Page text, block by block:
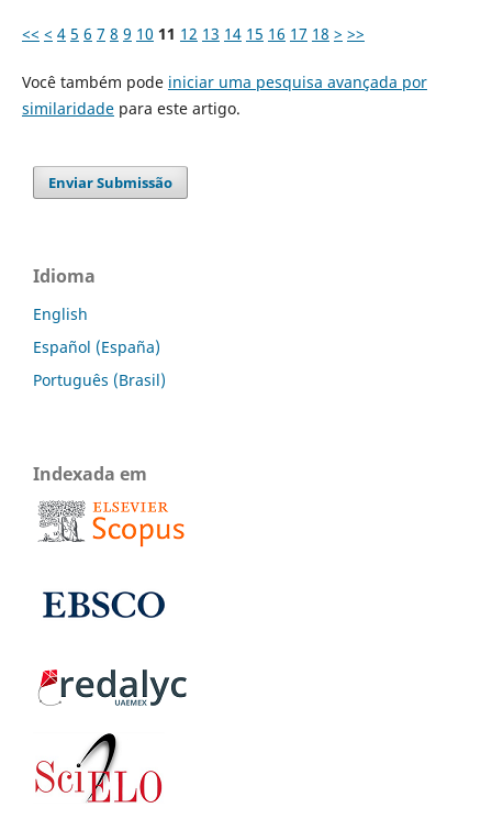
<< < 4 5 6 7 8 9 10 11 12 13 14 15 16 17 18 > >>
Você também pode iniciar uma pesquisa avançada por
similaridadepara este artigo.
Enviar Submissão
Idioma
English
Español (España)
Português (Brasil)
Indexada em